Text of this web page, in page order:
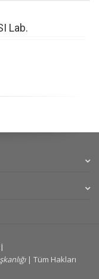
Lab.
| Tüm Hakları